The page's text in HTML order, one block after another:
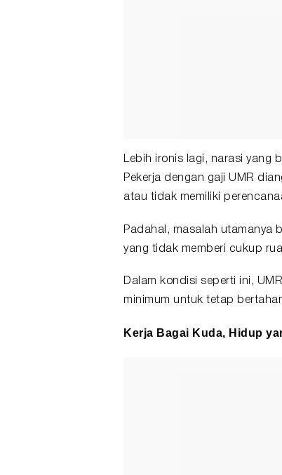
Lebih ironis lagi, narasi yang
Pekerja dengan gaji UMR
atau tidak memiliki
Padahal, masalah utamanya
yang tidak memberi cukup
Dalam kondisi seperti ini,
minimum untuk tetap
Kerja Bagai Kuda, Hidup